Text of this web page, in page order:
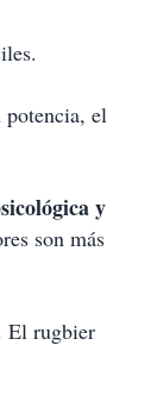
potencia, el
y
son más
El rugbier